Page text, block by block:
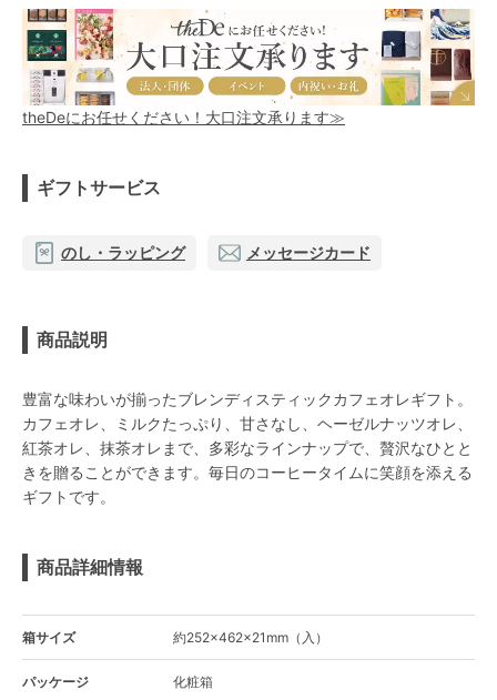
theDeにお任せください！大口注文承ります≫
ギフトサービス
のし・ラッピング メッセージカード
商品説明
豊富な味わいが揃ったブレンディスティックカフェオレギフト。
カフェオレ、ミルクたっぷり、甘さなし、ヘーゼルナッツオレ、
紅茶オレ、抹茶オレまで、多彩なラインナップで、贅沢なひとと
きを贈ることができます。毎日のコーヒータイムに笑顔を添える
ギフトです。
商品詳細情報
箱サイズ 約252×462×21mm（入）
パッケージ 化粧箱